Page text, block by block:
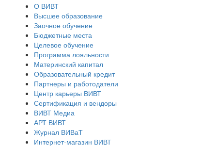
О ВИВТ
Высшее образование
Заочное обучение
Бюджетные места
Целевое обучение
Программа лояльности
Материнский капитал
Образовательный кредит
Партнеры и работодатели
Центр карьеры ВИВТ
Сертификация и вендоры
ВИВТ Медиа
АРТ ВИВТ
Журнал ВИВаТ
Интернет-магазин ВИВТ